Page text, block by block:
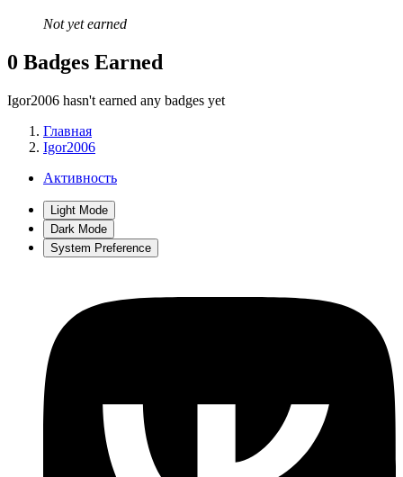
Not yet earned
0 Badges Earned
Igor2006 hasn't earned any badges yet
Главная
Igor2006
Активность
Light Mode
Dark Mode
System Preference